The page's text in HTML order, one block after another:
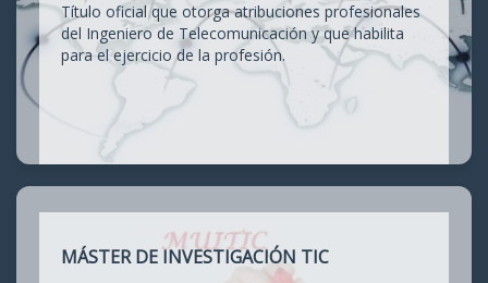
Título oficial que otorga atribuciones profesionales
del Ingeniero de Telecomunicación y que habilita
para el ejercicio de la profesión.
MÁSTER DE INVESTIGACIÓN TIC